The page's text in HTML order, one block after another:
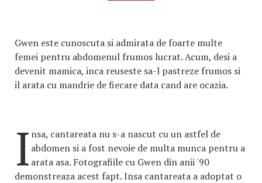
Gwen este cunoscuta si admirata de foarte multe
femei pentru abdomenul frumos lucrat. Acum, desi a
devenit mamica, inca reuseste sa-l pastreze frumos si
il arata cu mandrie de fiecare data cand are ocazia.
I nsa, cantareata nu s-a nascut cu un astfel de
abdomen si a fost nevoie de multa munca pentru a
arata asa. Fotografiile cu Gwen din anii '90
demonstreaza acest fapt. Insa cantareata a adoptat o